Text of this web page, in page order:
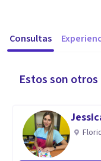
Consultas
Estos son